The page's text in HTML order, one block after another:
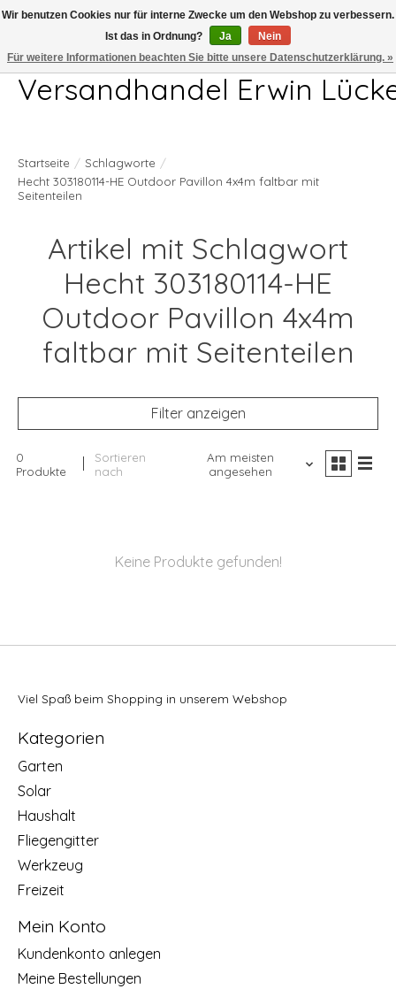
Telefon 04407 715872 MO-DO 7.00-17.00Uhr FR 7.00-13.00Uhr
Versandhandel Erwin
Startseite / Schlagworte /
Hecht 303180114-HE Outdoor Pavillon 4x4m faltbar mit
Seitenteilen
Artikel mit Schlagwort
Hecht 303180114-HE
Outdoor Pavillon 4x4m
faltbar mit Seitenteilen
Filter anzeigen
0
Produkte
Sortieren
nach
Am meisten
angesehen
Keine Produkte gefunden!
Viel Spaß beim Shopping in unserem Webshop
Kategorien
Garten
Solar
Haushalt
Fliegengitter
Werkzeug
Freizeit
Mein Konto
Kundenkonto anlegen
Meine Bestellungen
Wir benutzen Cookies nur für interne Zwecke um den Webshop zu verbessern.
Ist das in Ordnung?
Ja
Nein
Für weitere Informationen beachten Sie bitte unsere Datenschutzerklärung. »